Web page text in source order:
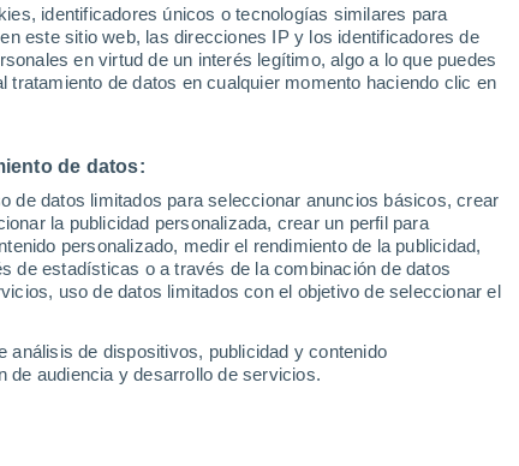
identificadores únicos o tecnologías similares para
este sitio web, las direcciones IP y los identificadores de
en virtud de un interés legítimo, algo a lo que puedes
de datos en cualquier momento haciendo clic en
de datos:
de datos limitados para seleccionar anuncios básicos, crear
la publicidad personalizada, crear un perfil para
personalizado, medir el rendimiento de la publicidad,
de estadísticas o a través de la combinación de datos
uso de datos limitados con el objetivo de seleccionar el
análisis de dispositivos, publicidad y contenido
de audiencia y desarrollo de servicios.
Baños
29°
15°
21°
9°
22°
Leaflet OpenStreetMap